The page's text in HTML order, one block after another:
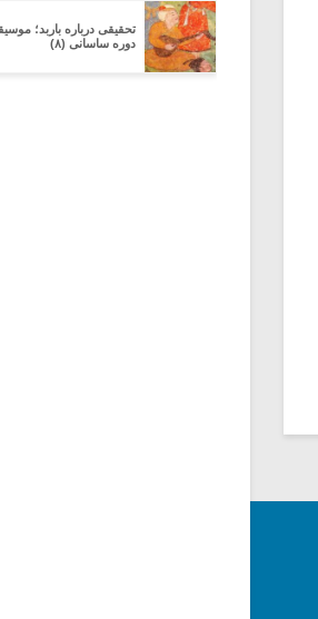
تحقیقی درباره باربد؛
دوره ساسانی (۸)